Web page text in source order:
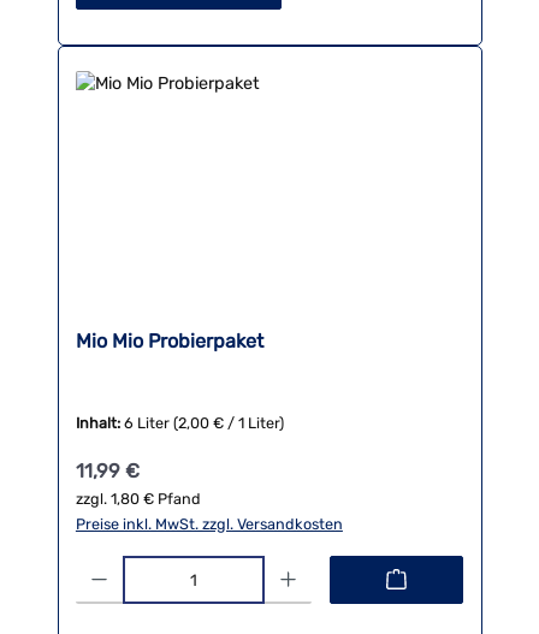
Mio Mio Probierpaket
Inhalt: 6 Liter (2,00 € / 1 Liter)
Regulärer Preis:
11,99 €
zzgl. 1,80 € Pfand
Preise inkl. MwSt. zzgl. Versandkosten